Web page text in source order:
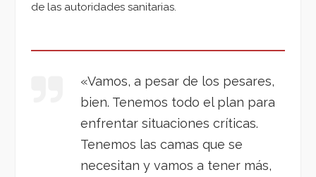
de las autoridades sanitarias.
«Vamos, a pesar de los pesares,
bien. Tenemos todo el plan para
enfrentar situaciones críticas.
Tenemos las camas que se
necesitan y vamos a tener más,